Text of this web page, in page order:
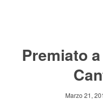
Premiato
Marzo 21,